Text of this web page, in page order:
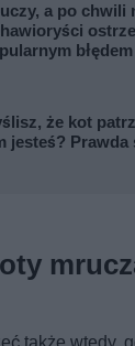
a po chwili
błędem
że kot
jesteś? Prawda